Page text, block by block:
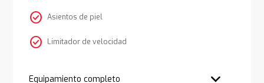
check_circle Asientos de piel
check_circle Limitador de velocidad
Equipamiento completo